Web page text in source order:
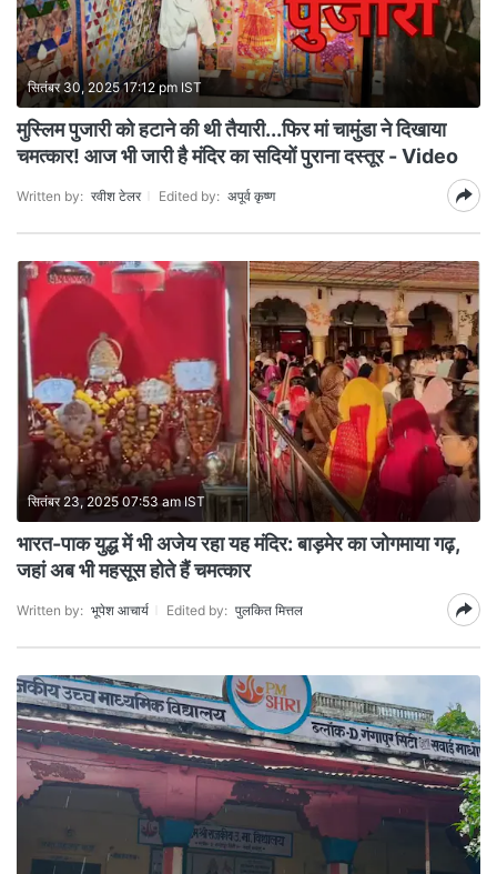
सितंबर 30, 2025 17:12 pm IST
मुस्लिम पुजारी को हटाने की थी तैयारी...फिर मां चामुंडा ने दिखाया
चमत्कार! आज भी जारी है मंदिर का सदियों पुराना दस्तूर - Video
Written by: रवीश टेलर Edited by: अपूर्व कृष्ण
सितंबर 23, 2025 07:53 am IST
भारत-पाक युद्ध में भी अजेय रहा यह मंदिर: बाड़मेर का जोगमाया गढ़,
जहां अब भी महसूस होते हैं चमत्कार
Written by: भूपेश आचार्य Edited by: पुलकित मित्तल